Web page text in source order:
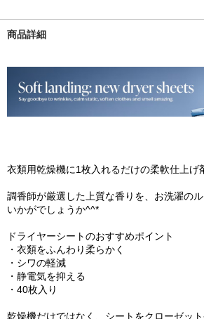
商品詳細
衣類用乾燥機に1枚入れるだけの柔軟仕上げ
調香師が厳選した上質な香りを、お洗濯の
いかがでしょうか^^*
ドライヤーシートのおすすめポイント
・衣類をふんわり柔らかく
・シワの軽減
・静電気を抑える
・40枚入り
乾燥機だけではなく、シートをクローゼッ